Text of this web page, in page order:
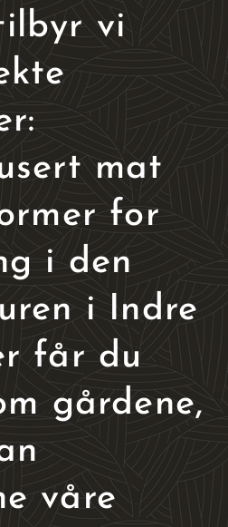
vi
mat
for
i den
i Indre
får du
gårdene,
våre